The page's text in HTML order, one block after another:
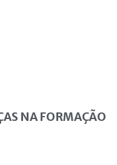
NA FORMAÇÃO